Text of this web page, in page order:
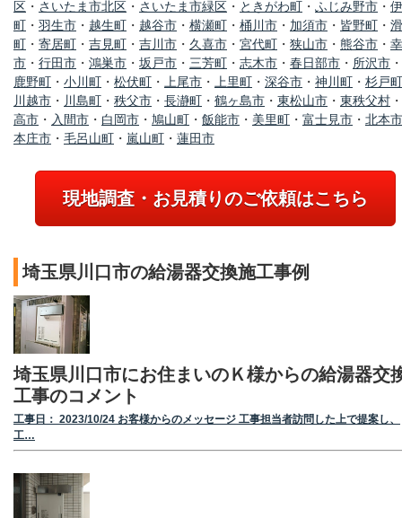
区 ・ さいたま市北区 ・ さいたま市緑区 ・ ときがわ町 ・ ふじみ野市 ・
町 ・ 羽生市 ・ 越生町 ・ 越谷市 ・ 横瀬町 ・ 桶川市 ・ 加須市 ・ 皆野町 ・
町 ・ 寄居町 ・ 吉見町 ・ 吉川市 ・ 久喜市 ・ 宮代町 ・ 狭山市 ・ 熊谷市 ・
市 ・ 行田市 ・ 鴻巣市 ・ 坂戸市 ・ 三芳町 ・ 志木市 ・ 春日部市 ・ 所沢市 ・
鹿野町 ・ 小川町 ・ 松伏町 ・ 上尾市 ・ 上里町 ・ 深谷市 ・ 神川町 ・ 杉戸町
川越市 ・ 川島町 ・ 秩父市 ・ 長瀞町 ・ 鶴ヶ島市 ・ 東松山市 ・ 東秩父村 ・
高市 ・ 入間市 ・ 白岡市 ・ 鳩山町 ・ 飯能市 ・ 美里町 ・ 富士見市 ・ 北本市
本庄市 ・ 毛呂山町 ・ 嵐山町 ・ 蓮田市
現地調査・お見積りのご依頼はこちら
埼玉県川口市の給湯器交換施工事例
埼玉県川口市にお住まいのＫ様からの給湯器交
工事のコメント
工事日： 2023/10/24 お客様からのメッセージ 工事担当者訪問した上で提案し、
工…